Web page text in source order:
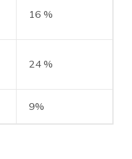
16 %
24 %
9%